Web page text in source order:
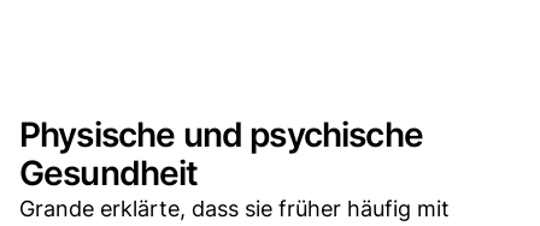
Physische und psychische
Gesundheit
Grande erklärte, dass sie früher häufig mit